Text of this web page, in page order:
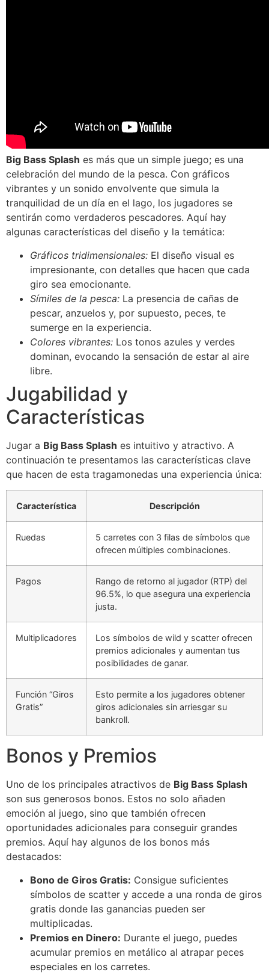
Big Bass Splash es más que un simple juego; es una
celebración del mundo de la pesca. Con gráficos
vibrantes y un sonido envolvente que simula la
tranquilidad de un día en el lago, los jugadores se
sentirán como verdaderos pescadores. Aquí hay
algunas características del diseño y la temática:
Gráficos tridimensionales: El diseño visual es
impresionante, con detalles que hacen que cada
giro sea emocionante.
Símiles de la pesca: La presencia de cañas de
pescar, anzuelos y, por supuesto, peces, te
sumerge en la experiencia.
Colores vibrantes: Los tonos azules y verdes
dominan, evocando la sensación de estar al aire
libre.
Jugabilidad y
Características
Jugar a Big Bass Splash es intuitivo y atractivo. A
continuación te presentamos las características clave
que hacen de esta tragamonedas una experiencia única:
Característica Descripción
Ruedas
5 carretes con 3 filas de símbolos que
ofrecen múltiples combinaciones.
Pagos
Rango de retorno al jugador (RTP) del
96.5%, lo que asegura una experiencia
justa.
Multiplicadores
Los símbolos de wild y scatter ofrecen
premios adicionales y aumentan tus
posibilidades de ganar.
Función “Giros
Gratis”
Esto permite a los jugadores obtener
giros adicionales sin arriesgar su
bankroll.
Bonos y Premios
Uno de los principales atractivos de Big Bass Splash
son sus generosos bonos. Estos no solo añaden
emoción al juego, sino que también ofrecen
oportunidades adicionales para conseguir grandes
premios. Aquí hay algunos de los bonos más
destacados:
Bono de Giros Gratis: Consigue suficientes
símbolos de scatter y accede a una ronda de giros
gratis donde las ganancias pueden ser
multiplicadas.
Premios en Dinero: Durante el juego, puedes
acumular premios en metálico al atrapar peces
especiales en los carretes.